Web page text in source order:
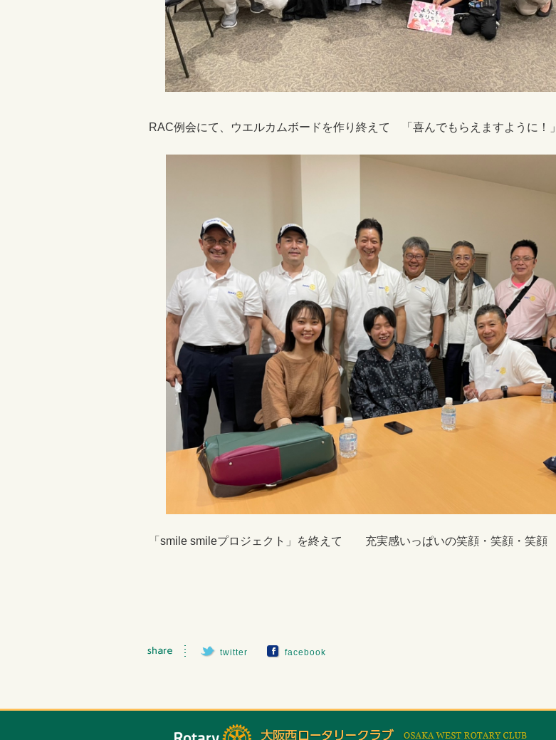
RAC例会にて、ウエルカムボードを作り終えて 「喜んでもらえますように！」
「smile smileプロジェクト」を終えて 充実感いっぱいの笑顔・笑顔・笑顔
twitter facebook